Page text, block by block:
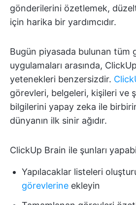
gönderilerini özetlemek,
için harika bir yardımcıdır.
Bugün piyasada bulunan tüm
uygulamaları arasında,
yetenekleri benzersizdir.
görevleri, belgeleri, kişileri ve
bilgilerini yapay zeka ile
dünyanın ilk sinir ağıdır.
ClickUp Brain ile şunları
Yapılacaklar listeleri
görevlerine ekleyin